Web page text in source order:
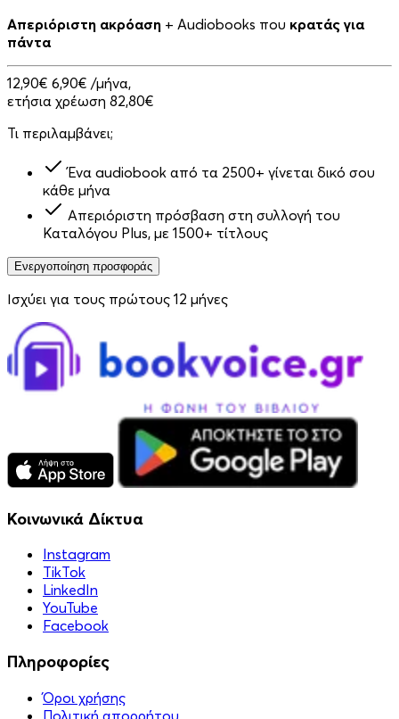
Απεριόριστη ακρόαση + Audiobooks που κρατάς για
πάντα
12,90€ 6,90€ /μήνα,
ετήσια χρέωση 82,80€
Τι περιλαμβάνει;
Ένα audiobook από τα 2500+ γίνεται δικό σου
κάθε μήνα
Απεριόριστη πρόσβαση στη συλλογή του
Καταλόγου Plus, με 1500+ τίτλους
Ενεργοποίηση προσφοράς
Ισχύει για τους πρώτους 12 μήνες
Κοινωνικά Δίκτυα
Instagram
TikTok
LinkedIn
YouTube
Facebook
Πληροφορίες
Όροι χρήσης
Πολιτική απορρήτου